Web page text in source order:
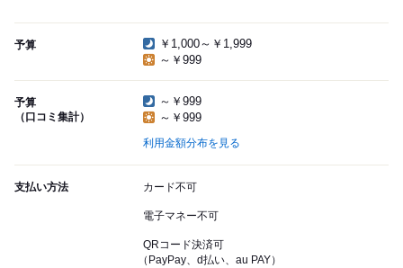
予算
￥1,000～￥1,999
～￥999
予算
（口コミ集計）
～￥999
～￥999
利用金額分布を見る
支払い方法 カード不可
電子マネー不可
QRコード決済可
（PayPay、d払い、au PAY）